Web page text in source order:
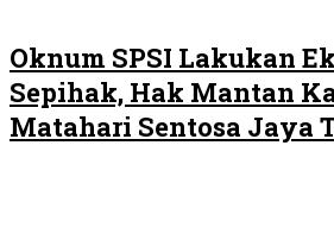
Oknum SPSI Lakukan
Sepihak, Hak Mantan
Matahari Sentosa Jaya